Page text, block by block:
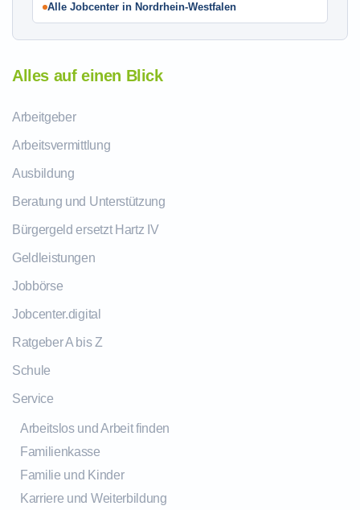
Alle Jobcenter in Nordrhein-Westfalen
Alles auf einen Blick
Arbeitgeber
Arbeitsvermittlung
Ausbildung
Beratung und Unterstützung
Bürgergeld ersetzt Hartz IV
Geldleistungen
Jobbörse
Jobcenter.digital
Ratgeber A bis Z
Schule
Service
Arbeitslos und Arbeit finden
Familienkasse
Familie und Kinder
Karriere und Weiterbildung